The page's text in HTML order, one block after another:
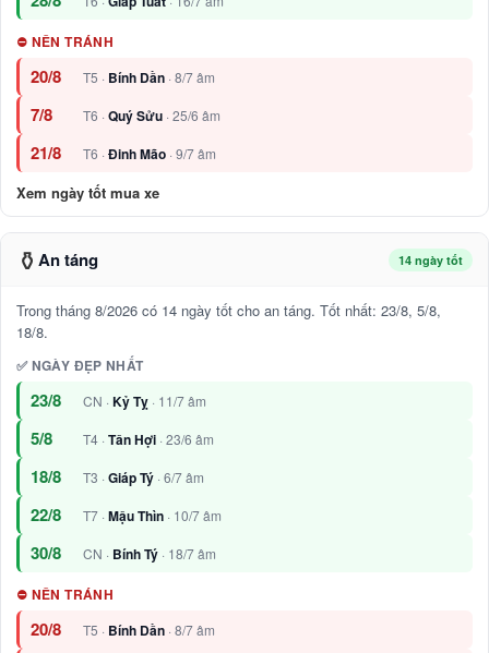
⛔ NÊN TRÁNH
20/8 T5 · Bính Dần · 8/7 âm
7/8 T6 ·Quý Sửu · 25/6 âm
21/8 T6 ·Đinh Mão · 9/7 âm
Xem ngày tốt mua xe
⚱️ An táng 14 ngày tốt
Trong tháng 8/2026 có 14 ngày tốt cho an táng. Tốt nhất: 23/8, 5/8,
18/8.
✅ NGÀY ĐẸP NHẤT
23/8 CN · Kỷ Tỵ · 11/7 âm
5/8 T4 · Tân Hợi · 23/6 âm
18/8 T3 · Giáp Tý · 6/7 âm
22/8 T7 · Mậu Thìn · 10/7 âm
30/8 CN · Bính Tý · 18/7 âm
⛔ NÊN TRÁNH
20/8 T5 · Bính Dần · 8/7 âm